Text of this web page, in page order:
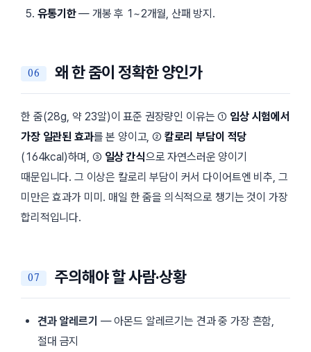
유통기한— 개봉 후 1~2개월, 산패 방지.
왜 한 줌이 정확한 양인가
한 줌(28g, 약 23알)이 표준 권장량인 이유는 ① 임상 시험에서
가장 일관된 효과를 본 양이고, ② 칼로리 부담이 적당
(164kcal)하며, ③ 일상 간식으로 자연스러운 양이기
때문입니다. 그 이상은 칼로리 부담이 커서 다이어트엔 비추, 그
미만은 효과가 미미. 매일 한 줌을 의식적으로 챙기는 것이 가장
합리적입니다.
주의해야 할 사람·상황
견과 알레르기 — 아몬드 알레르기는 견과 중 가장 흔함,
절대 금지